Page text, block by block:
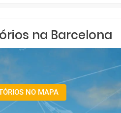
na Barcelona
NO MAPA